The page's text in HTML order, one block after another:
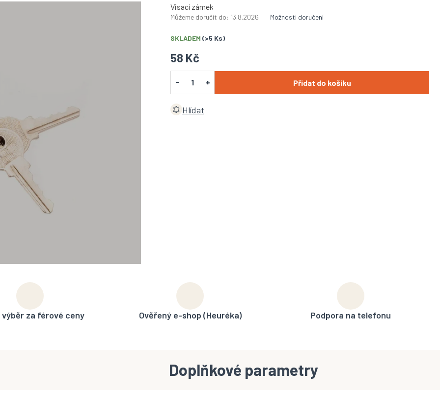
58 Kč
SKLADEM (>5 Ks)
Můžeme doručit do: 13.8.2026 Možnosti doručení
Přidat do košíku
Visací zámek
Hlídat
výběr za férové ceny Ověřený e-shop (Heuréka) Podpora na telefonu
Doplňkové parametry